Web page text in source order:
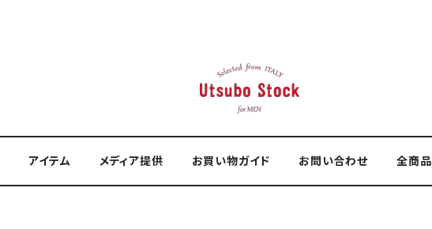
アイテム メディア提供 お買い物ガイド お問い合わせ 全商品